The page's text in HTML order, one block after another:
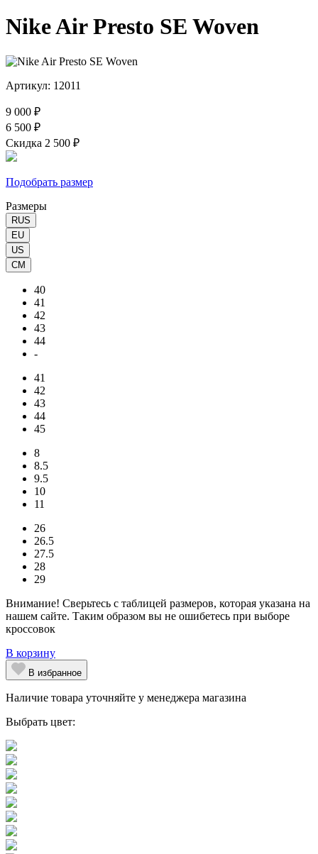
Nike Air Presto SE Woven
Артикул: 12011
9 000 ₽
6 500 ₽
Скидка 2 500 ₽
Подобрать размер
Размеры
RUS
EU
US
CM
40
41
42
43
44
-
41
42
43
44
45
8
8.5
9.5
10
11
26
26.5
27.5
28
29
Внимание! Сверьтесь с таблицей размеров, которая указана на
нашем сайте. Таким образом вы не ошибетесь при выборе
кроссовок
В корзину
В избранное
Наличие товара уточняйте у менеджера магазина
Выбрать цвет: